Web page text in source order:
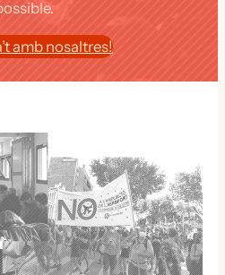
amb nosaltres!